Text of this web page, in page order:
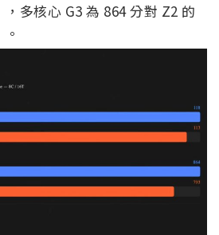
多核心 G3 為 864 分對 Z2 的